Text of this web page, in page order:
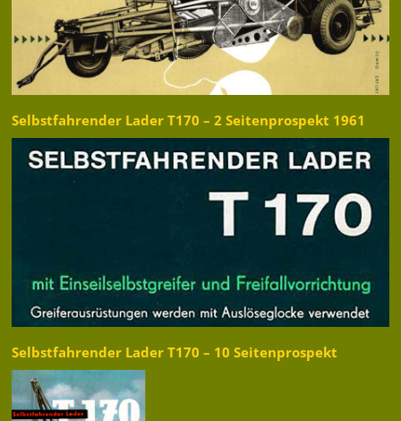
Selbstfahrender Lader T170 – 2 Seitenprospekt 1961
Selbstfahrender Lader T170 – 10 Seitenprospekt